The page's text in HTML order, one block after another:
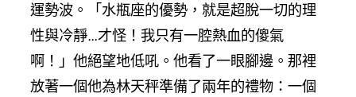
運勢波。「水瓶座的優勢，就是超脫一切的理
性與冷靜…才怪！我只有一腔熱血的傻氣
啊！」他絕望地低吼。他看了一眼腳邊。那裡
放著一個他為林天秤準備了兩年的禮物：一個